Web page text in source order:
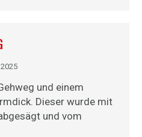
und einem
Dieser wurde mit
und vom